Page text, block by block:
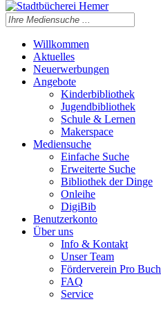
Willkommen
Aktuelles
Neuerwerbungen
Angebote
Kinderbibliothek
Jugendbibliothek
Schule & Lernen
Makerspace
Mediensuche
Einfache Suche
Erweiterte Suche
Bibliothek der Dinge
Onleihe
DigiBib
Benutzerkonto
Über uns
Info & Kontakt
Unser Team
Förderverein Pro Buch
FAQ
Service